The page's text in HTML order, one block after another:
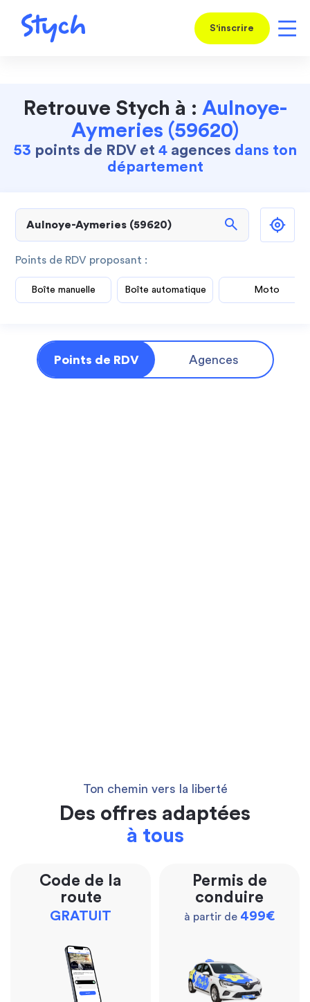
S'inscrire
Retrouve Stych à : Aulnoye-
Aymeries (59620)
53 points de RDV et 4agences dans ton
département
search
Points de RDV proposant :
Boîte manuelle Boîte automatique Moto
Points de RDV Agences
Ton chemin vers la liberté
Des offres adaptées
à tous
Code de la
route
GRATUIT
Permis de
conduire
à partir de 499€